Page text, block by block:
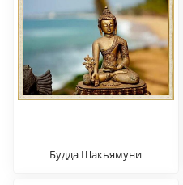
Будда Шакьямуни